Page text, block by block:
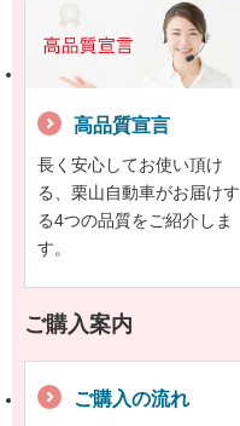
高品質宣言
長く安心してお使い頂け
る、栗山自動車がお届けす
る4つの品質をご紹介しま
す。
ご購入案内
ご購入の流れ